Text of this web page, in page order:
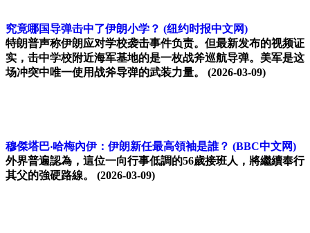
究竟哪国导弹击中了伊朗小学？ (纽约时报中文网)
特朗普声称伊朗应对学校袭击事件负责。但最新发布的视频证
实，击中学校附近海军基地的是一枚战斧巡航导弹。美军是这
场冲突中唯一使用战斧导弹的武装力量。 (2026-03-09)
穆傑塔巴‧哈梅內伊：伊朗新任最高領袖是誰？ (BBC中文网)
外界普遍認為，這位一向行事低調的56歲接班人，將繼續奉行
其父的強硬路線。
(2026-03-09)